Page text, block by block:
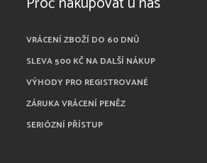
VRÁCENÍ ZBOŽÍ DO 60 DNŮ
SLEVA 500 KČ NA DALŠÍ NÁKUP
VÝHODY PRO REGISTROVANÉ
ZÁRUKA VRÁCENÍ PENĚZ
SERIÓZNÍ PŘÍSTUP